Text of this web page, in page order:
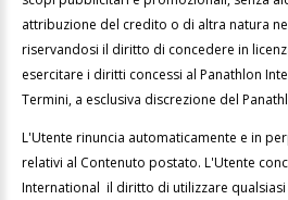
attribuzione del credito o di altra natura
riservandosi il diritto di concedere in
esercitare i diritti concessi al Panathlon
Termini, a esclusiva discrezione del
L'Utente rinuncia automaticamente e in
relativi al Contenuto postato. L'Utente
International il diritto di utilizzare